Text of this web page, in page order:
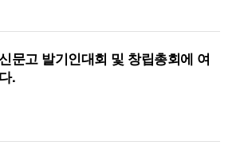
문고 발기인대회 및 창립총회에 여
.